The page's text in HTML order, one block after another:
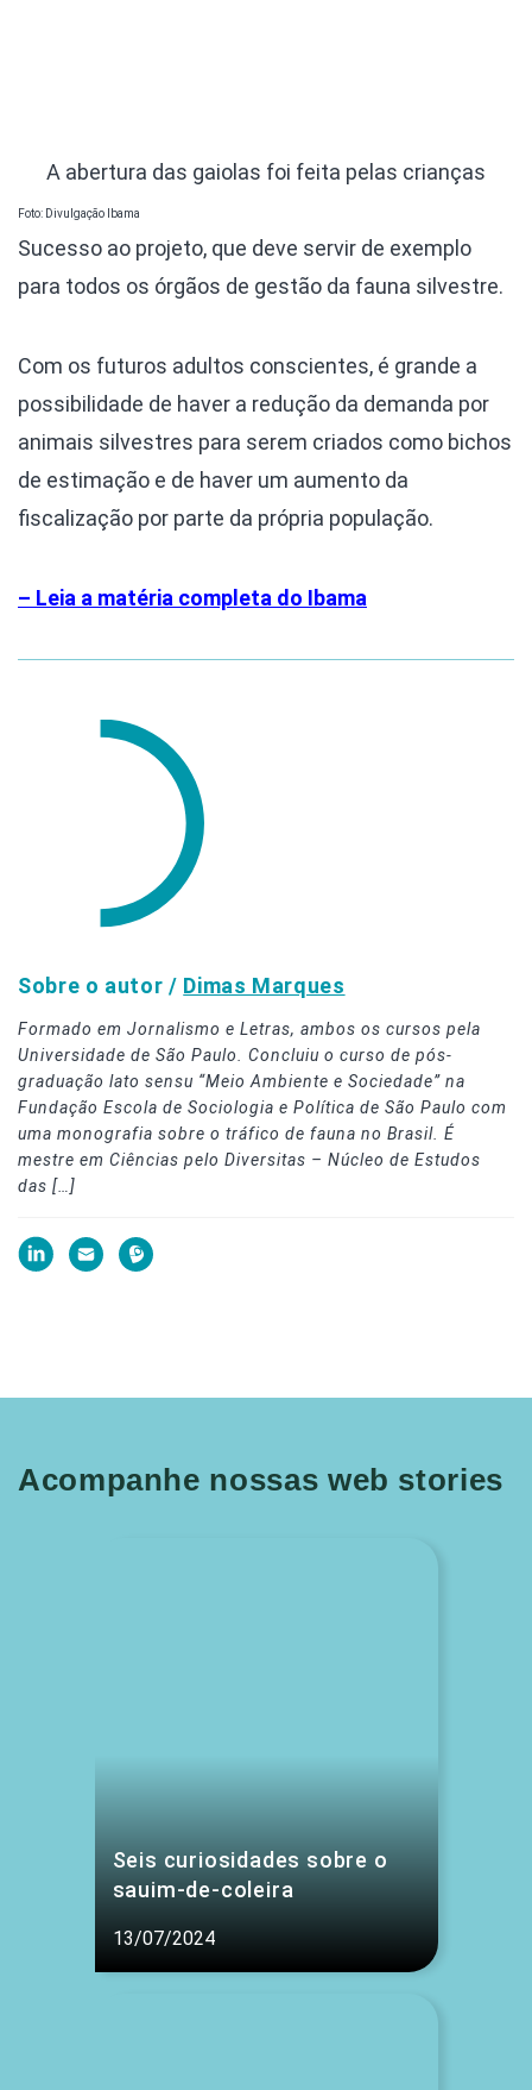
A abertura das gaiolas foi feita pelas crianças
Foto: Divulgação Ibama
Sucesso ao projeto, que deve servir de exemplo
para todos os órgãos de gestão da fauna silvestre.
Com os futuros adultos conscientes, é grande a
possibilidade de haver a redução da demanda por
animais silvestres para serem criados como bichos
de estimação e de haver um aumento da
fiscalização por parte da própria população.
– Leia a matéria completa do Ibama
Sobre o autor / Dimas Marques
Formado em Jornalismo e Letras, ambos os cursos pela
Universidade de São Paulo. Concluiu o curso de pós-
graduação lato sensu “Meio Ambiente e Sociedade” na
Fundação Escola de Sociologia e Política de São Paulo com
uma monografia sobre o tráfico de fauna no Brasil. É
mestre em Ciências pelo Diversitas – Núcleo de Estudos
das […]
Acompanhe nossas web stories
Seis curiosidades sobre o
sauim-de-coleira
13/07/2024